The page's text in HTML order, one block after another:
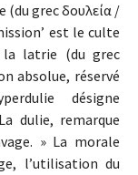
(du grec δουλεία /
est le culte
la latrie (du grec
absolue, réservé
désigne
dulie, remarque
» La morale
l’utilisation du